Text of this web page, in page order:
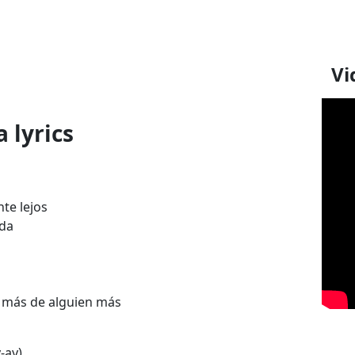
lyrics
lejos
de alguien más